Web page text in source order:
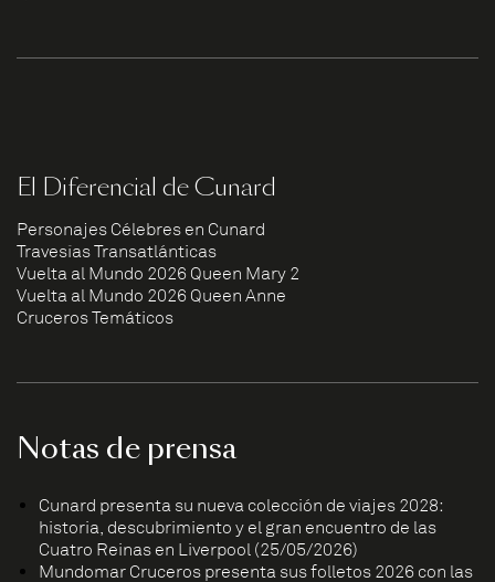
El Diferencial de Cunard
Personajes Célebres en Cunard
Travesías Transatlánticas
Vuelta al Mundo 2026 Queen Mary 2
Vuelta al Mundo 2026 Queen Anne
Cruceros Temáticos
Notas de prensa
Cunard presenta su nueva colección de viajes 2028:
historia, descubrimiento y el gran encuentro de las
Cuatro Reinas en Liverpool (25/05/2026)
Mundomar Cruceros presenta sus folletos 2026 con las